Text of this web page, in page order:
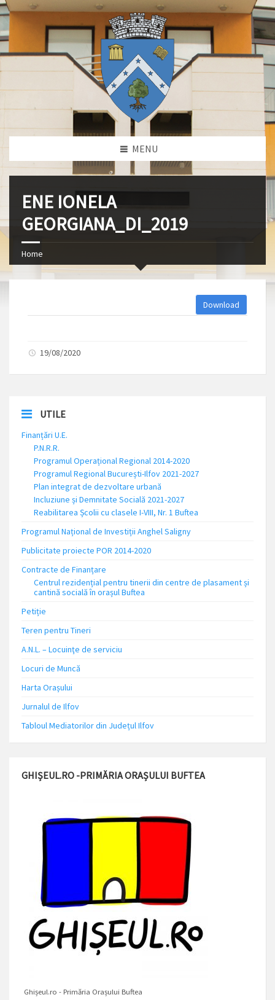
MENU
ENE IONELA
GEORGIANA_DI_2019
Home
Download
19/08/2020
UTILE
Finanțări U.E.
P.N.R.R.
Programul Operațional Regional 2014-2020
Programul Regional București-Ilfov 2021-2027
Plan integrat de dezvoltare urbană
Incluziune și Demnitate Socială 2021-2027
Reabilitarea Școlii cu clasele I-VIII, Nr. 1 Buftea
Programul Național de Investiții Anghel Saligny
Publicitate proiecte POR 2014-2020
Contracte de Finanțare
Centrul rezidențial pentru tinerii din centre de plasament și
cantină socială în orașul Buftea
Petiție
Teren pentru Tineri
A.N.L. – Locuinţe de serviciu
Locuri de Muncă
Harta Orașului
Jurnalul de Ilfov
Tabloul Mediatorilor din Județul Ilfov
GHIȘEUL.RO -PRIMĂRIA ORAȘULUI BUFTEA
Ghișeul.ro - Primăria Orașului Buftea